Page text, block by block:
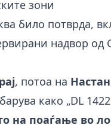
зони
било потврда,
надвор од
, потоа на Настан
како „DL 1422
на поаѓање во